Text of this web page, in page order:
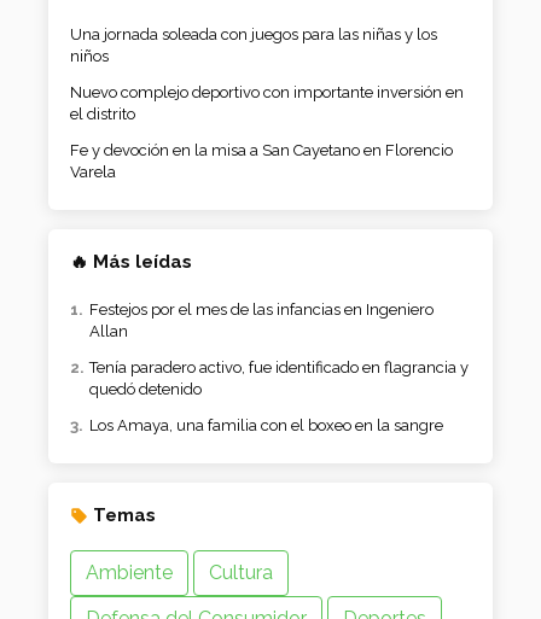
Una jornada soleada con juegos para las niñas y los
niños
Nuevo complejo deportivo con importante inversión en
el distrito
Fe y devoción en la misa a San Cayetano en Florencio
Varela
🔥 Más leídas
Festejos por el mes de las infancias en Ingeniero
Allan
Tenía paradero activo, fue identificado en flagrancia y
quedó detenido
Los Amaya, una familia con el boxeo en la sangre
Temas
Ambiente
Cultura